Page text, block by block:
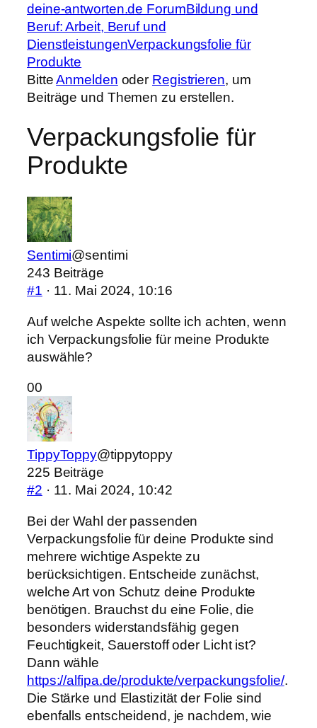
Forum-
Breadcrumbs
–
Du
bist
hier:
deine-antworten.de ForumBildung und
Beruf: Arbeit, Beruf und
DienstleistungenVerpackungsfolie für
Produkte
BitteAnmelden oder Registrieren, um
Beiträge und Themen zu erstellen.
Verpackungsfolie für
Produkte
Sentimi@sentimi
243 Beiträge
#1 · 11. Mai 2024, 10:16
Auf welche Aspekte sollte ich achten, wenn
ich Verpackungsfolie für meine Produkte
auswähle?
Anklicken
für
Daumen
nach
unten.
0Anklicken
für
Daumen
nach
oben.
0
TippyToppy@tippytoppy
225 Beiträge
#2 · 11. Mai 2024, 10:42
Bei der Wahl der passenden
Verpackungsfolie für deine Produkte sind
mehrere wichtige Aspekte zu
berücksichtigen. Entscheide zunächst,
welche Art von Schutz deine Produkte
benötigen. Brauchst du eine Folie, die
besonders widerstandsfähig gegen
Feuchtigkeit, Sauerstoff oder Licht ist?
Dann wähle
https://alfipa.de/produkte/verpackungsfolie/.
Die Stärke und Elastizität der Folie sind
ebenfalls entscheidend, je nachdem, wie